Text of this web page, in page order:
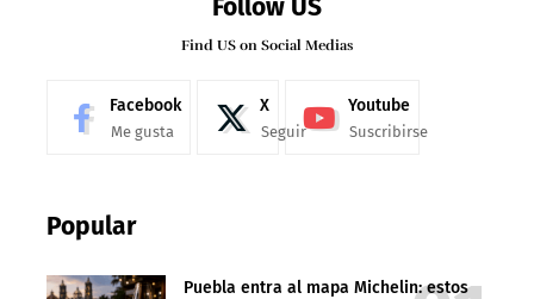
Follow US
Find US on Social Medias
Facebook
Me gusta
X
Seguir
Youtube
Suscribirse
Popular
Puebla entra al mapa Michelin: estos